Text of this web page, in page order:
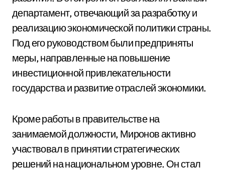
департамент, отвечающий за разработку и
реализацию экономической политики страны.
Под его руководством были предприняты
меры, направленные на повышение
инвестиционной привлекательности
государства и развитие отраслей экономики.
Кроме работы в правительстве на
занимаемой должности, Миронов активно
участвовал в принятии стратегических
решений на национальном уровне. Он стал